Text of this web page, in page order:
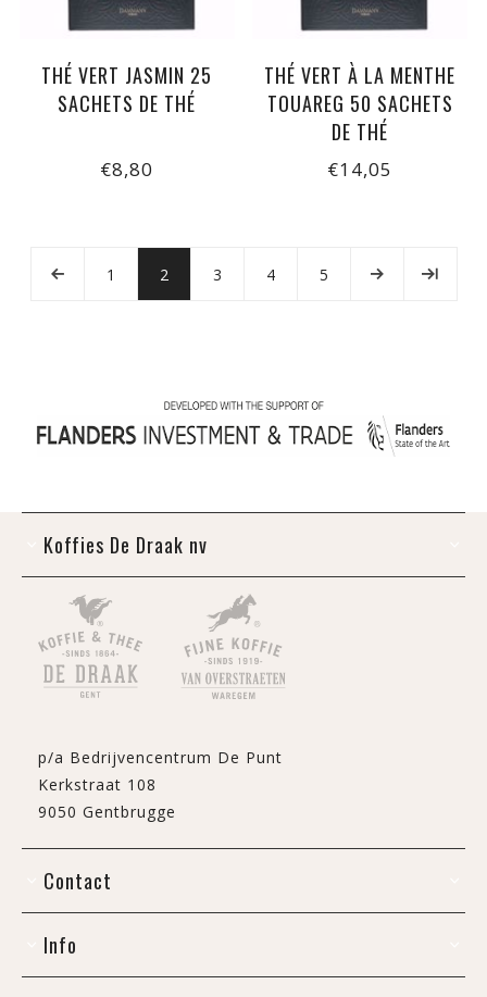
THÉ VERT JASMIN 25
SACHETS DE THÉ
€8,80
THÉ VERT À LA MENTHE
TOUAREG 50 SACHETS
DE THÉ
€14,05
1 2 3 4 5
Koffies De Draak nv
p/a Bedrijvencentrum De Punt
Kerkstraat 108
9050 Gentbrugge
Contact
Info